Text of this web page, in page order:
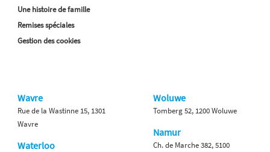
Une histoire de famille
Remises spéciales
Gestion des cookies
Wavre
Rue de la Wastinne 15, 1301
Wavre
Waterloo
Woluwe
Tomberg 52, 1200 Woluwe
Namur
Ch. de Marche 382, 5100